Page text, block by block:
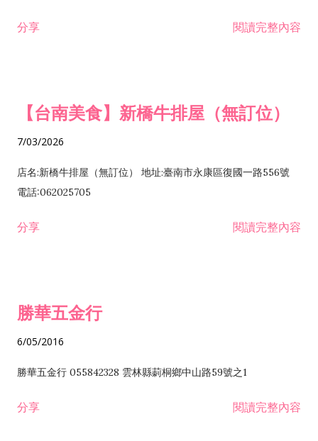
發業 H703090 不動產買賣業 H703100 不動產租賃業 I503010
分享 閱讀完整內容
【台南美食】新橋牛排屋（無訂位）
7/03/2026
店名:新橋牛排屋（無訂位） 地址:臺南市永康區復國一路556號
電話:062025705
分享 閱讀完整內容
勝華五金行
6/05/2016
勝華五金行 055842328 雲林縣莿桐鄉中山路59號之1
分享 閱讀完整內容